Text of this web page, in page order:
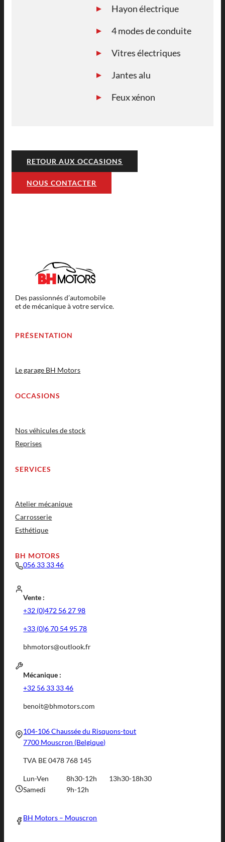
Hayon électrique
4 modes de conduite
Vitres électriques
Jantes alu
Feux xénon
RETOUR AUX OCCASIONS
NOUS CONTACTER
Des passionnés d’automobile
et de mécanique à votre service.
PRÉSENTATION
Le garage BH Motors
OCCASIONS
Nos véhicules de stock
Reprises
SERVICES
Atelier mécanique
Carrosserie
Esthétique
BH MOTORS
056 33 33 46
Vente :
+32 (0)472 56 27 98
+33 (0)6 70 54 95 78
bhmotors@outlook.fr
Mécanique :
+32 56 33 33 46
benoit@bhmotors.com
104-106 Chaussée du Risquons-tout
7700 Mouscron (Belgique)
TVA BE 0478 768 145
Lun-Ven 8h30-12h
13h30-18h30
Samedi
9h-12h
BH Motors – Mouscron